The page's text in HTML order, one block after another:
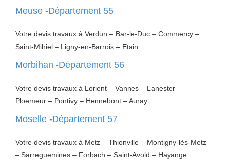
Meuse -Département 55
Votre devis travaux à Verdun – Bar-le-Duc – Commercy –
Saint-Mihiel – Ligny-en-Barrois – Etain
Morbihan -Département 56
Votre devis travaux à Lorient – Vannes – Lanester –
Ploemeur – Pontivy – Hennebont – Auray
Moselle -Département 57
Votre devis travaux à Metz – Thionville – Montigny-lès-Metz
– Sarreguemines – Forbach – Saint-Avold – Hayange